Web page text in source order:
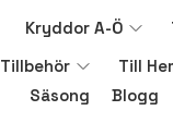
Kryddor A-Ö
Tillbehör Till
Säsong
Blogg